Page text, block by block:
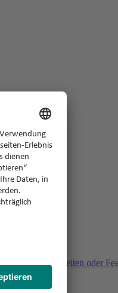
Fragen, Unklarheiten oder